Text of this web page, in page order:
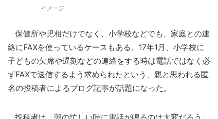
イメージ
保健所や児相だけでなく、小学校などでも、家庭との連
絡にFAXを使っているケースもある。17年1月、小学校に
子どもの欠席や遅刻などの連絡をする時は電話ではなく必
ずFAXで送信するよう求められたという、親と思われる匿
名の投稿者によるブログ記事が話題になった。